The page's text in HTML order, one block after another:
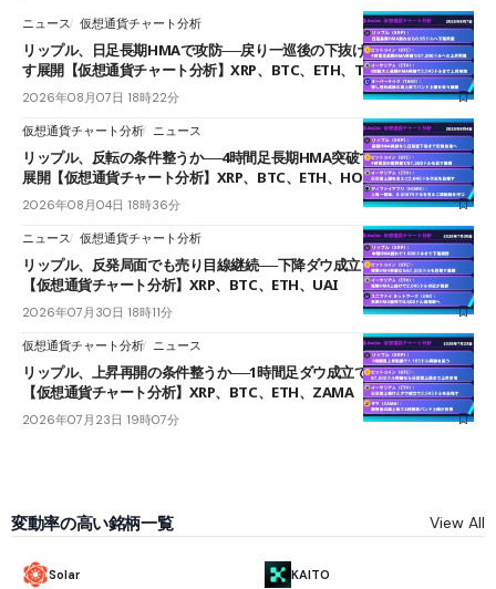
ニュース 仮想通貨チャート分析
リップル、日足長期HMAで攻防──戻り一巡後の下抜けで0.95ドルを試
す展開【仮想通貨チャート分析】XRP、BTC、ETH、TAKE
2026年08月07日 18時22分
仮想通貨チャート分析 ニュース
リップル、反転の条件整うか──4時間足長期HMA突破で雲下端を目指す
展開【仮想通貨チャート分析】XRP、BTC、ETH、HOME
2026年08月04日 18時36分
ニュース 仮想通貨チャート分析
リップル、反発局面でも売り目線継続──下降ダウ成立で下値追う展開
【仮想通貨チャート分析】XRP、BTC、ETH、UAI
2026年07月30日 18時11分
仮想通貨チャート分析 ニュース
リップル、上昇再開の条件整うか──1時間足ダウ成立で1.185ドルを狙う
【仮想通貨チャート分析】XRP、BTC、ETH、ZAMA
2026年07月23日 19時07分
変動率の高い銘柄一覧 View All
Solar KAITO